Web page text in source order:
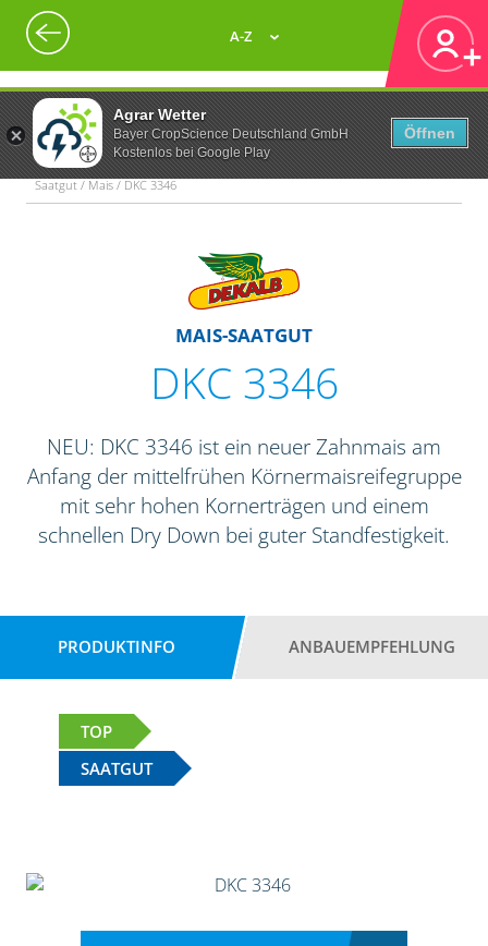
Agrar Wetter
Bayer CropScience Deutschland GmbH
Kostenlos bei Google Play
Öffnen
A-Z
Saatgut / Mais / DKC 3346
MAIS-SAATGUT
DKC 3346
NEU: DKC 3346 ist ein neuer Zahnmais am
Anfang der mittelfrühen Körnermaisreifegruppe
mit sehr hohen Kornerträgen und einem
schnellen Dry Down bei guter Standfestigkeit.
PRODUKTINFO ANBAUEMPFEHLUNG
TOP
SAATGUT